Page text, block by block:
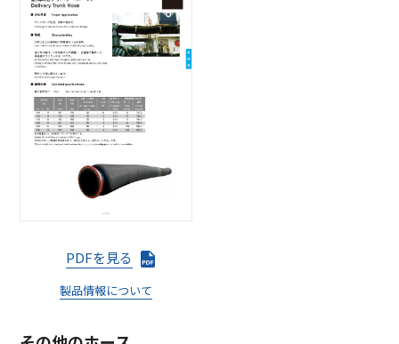
PDFを見る
製品情報について